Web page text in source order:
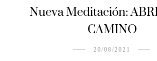
Nueva Meditación:
CAMINO
20/08/2021